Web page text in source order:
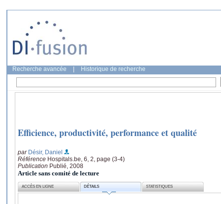
Recherche avancée Historique de recherche
Efficience, productivité, performance et qualité
par Désir, Daniel
Référence Hospitals.be, 6, 2, page (3-4)
Publication Publié, 2008
Article sans comité de lecture
ACCÈS EN LIGNE DÉTAILS STATISTIQUES